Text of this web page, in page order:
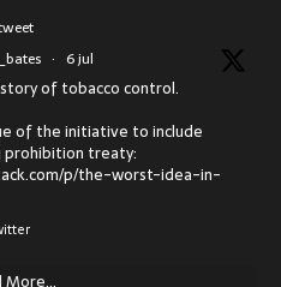
· 6 jul
of tobacco control.
of the initiative to include
prohibition treaty:
p/the-worst-idea-in-